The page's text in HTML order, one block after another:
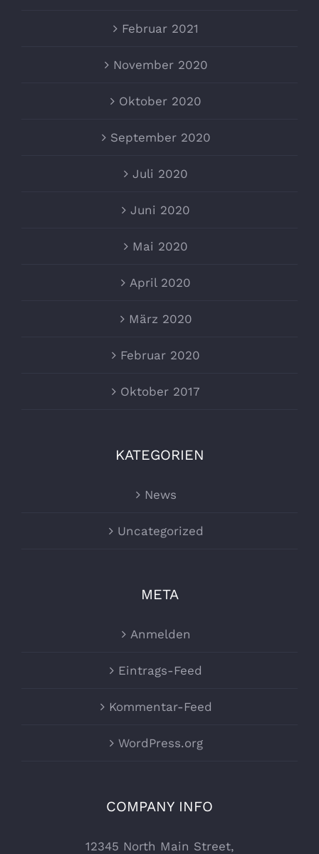
Februar 2021
November 2020
Oktober 2020
September 2020
Juli 2020
Juni 2020
Mai 2020
April 2020
März 2020
Februar 2020
Oktober 2017
KATEGORIEN
News
Uncategorized
META
Anmelden
Eintrags-Feed
Kommentar-Feed
WordPress.org
COMPANY INFO
12345 North Main Street,